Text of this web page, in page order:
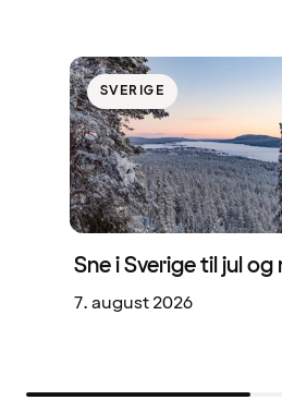
SVERIGE
Sne i Sverige til jul
7. august 2026